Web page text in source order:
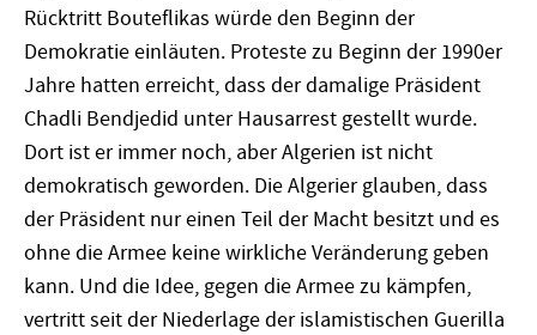
Rücktritt Bouteflikas würde den Beginn der
Demokratie einläuten. Proteste zu Beginn der 1990er
Jahre hatten erreicht, dass der damalige Präsident
Chadli Bendjedid unter Hausarrest gestellt wurde.
Dort ist er immer noch, aber Algerien ist nicht
demokratisch geworden. Die Algerier glauben, dass
der Präsident nur einen Teil der Macht besitzt und es
ohne die Armee keine wirkliche Veränderung geben
kann. Und die Idee, gegen die Armee zu kämpfen,
vertritt seit der Niederlage der islamistischen Guerilla